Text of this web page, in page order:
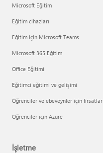
Microsoft Eğitim
Eğitim cihazları
Eğitim için Microsoft Teams
Microsoft 365 Eğitim
Office Eğitimi
Eğitimci eğitimi ve gelişimi
Öğrenciler ve ebeveynler için fırsatlar
Öğrenciler için Azure
İşletme